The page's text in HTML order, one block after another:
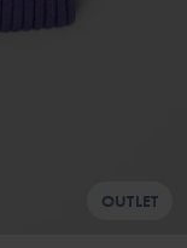
OUTLET